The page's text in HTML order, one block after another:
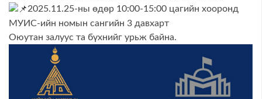
2025.11.25-ны өдөр 10:00-15:00 цагийн хооронд
МУИС-ийн номын сангийн 3 давхарт
Оюутан залуус та бүхнийг урьж байна.